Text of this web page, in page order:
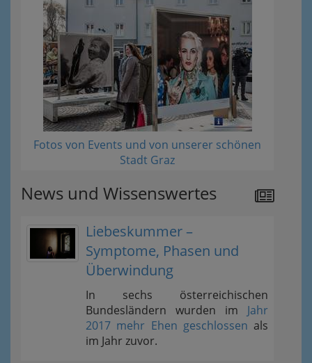
Fotos von Events und von unserer schönen
Stadt Graz
News und Wissenswertes
Liebeskummer –
Symptome, Phasen und
Überwindung
In sechs österreichischen
Bundesländern wurden im Jahr
2017 mehr Ehen geschlossen als
im Jahr zuvor.